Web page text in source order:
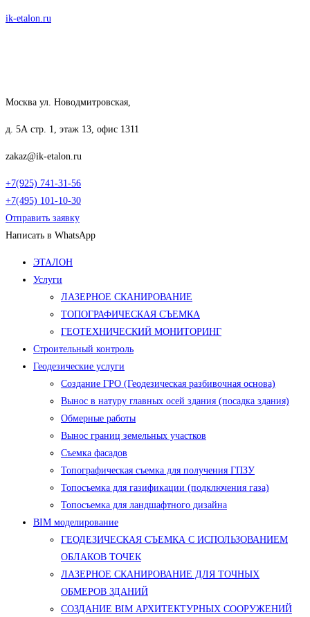
Перейти
ik-etalon.ru
Москва ул. Новодмитровская,
д. 5А стр. 1, этаж 13, офис 1311
zakaz@ik-etalon.ru
+7(925) 741-31-56
+7(495) 101-10-30
Отправить заявку
Написать в WhatsApp
Меню
ЭТАЛОН
Услуги
ЛАЗЕРНОЕ СКАНИРОВАНИЕ
ТОПОГРАФИЧЕСКАЯ СЪЕМКА
ГЕОТЕХНИЧЕСКИЙ МОНИТОРИНГ
Строительный контроль
Геодезические услуги
Создание ГРО (Геодезическая разбивочная основа)
Вынос в натуру главных осей здания (посадка здания)
Обмерные работы
Вынос границ земельных участков
Съемка фасадов
Топографическая съемка для получения ГПЗУ
Топосъемка для газификации (подключения газа)
Топосъемка для ландшафтного дизайна
BIM моделирование
ГЕОДЕЗИЧЕСКАЯ СЪЕМКА С ИСПОЛЬЗОВАНИЕМ
ОБЛАКОВ ТОЧЕК
ЛАЗЕРНОЕ СКАНИРОВАНИЕ ДЛЯ ТОЧНЫХ
ОБМЕРОВ ЗДАНИЙ
СОЗДАНИЕ BIM АРХИТЕКТУРНЫХ СООРУЖЕНИЙ